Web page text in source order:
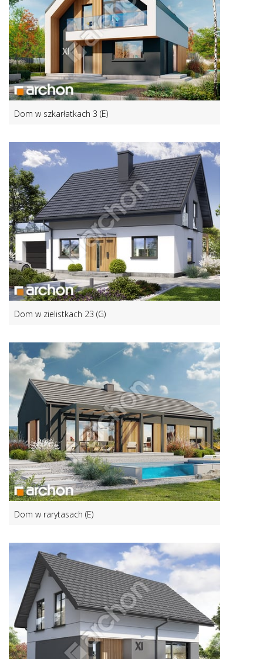
Dom w szkarłatkach 3 (E)
Dom w zielistkach 23 (G)
Dom w rarytasach (E)